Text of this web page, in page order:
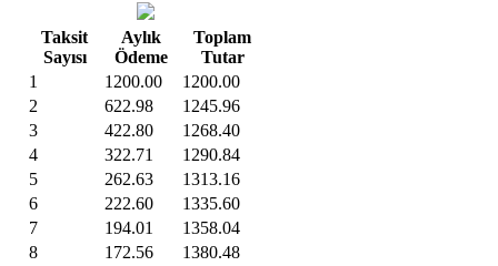
Taksit
Sayısı
Aylık
Ödeme
Toplam
Tutar
1
1200.00
1200.00
2
622.98
1245.96
3
422.80
1268.40
4
322.71
1290.84
5
262.63
1313.16
6
222.60
1335.60
7
194.01
1358.04
8
172.56
1380.48